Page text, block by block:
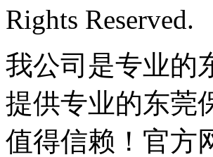
Rights Reserved.
我公司是专业的
提供专业的东莞
值得信赖！官方